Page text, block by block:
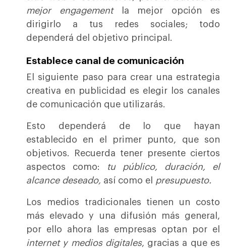
mejor engagement
la mejor opción es
dirigirlo a tus redes sociales; todo
dependerá del objetivo principal.
Establece canal de comunicación
El siguiente paso para crear una estrategia
creativa en publicidad es elegir los canales
de comunicación que utilizarás.
Esto dependerá de lo que hayan
establecido en el primer punto, que son
objetivos. Recuerda tener presente ciertos
aspectos como:
tu público, duración, el
alcance deseado, así como el presupuesto.
Los medios tradicionales tienen un costo
más elevado y una difusión más general,
por ello ahora las empresas optan por el
internet y medios digitales, gracias a que es